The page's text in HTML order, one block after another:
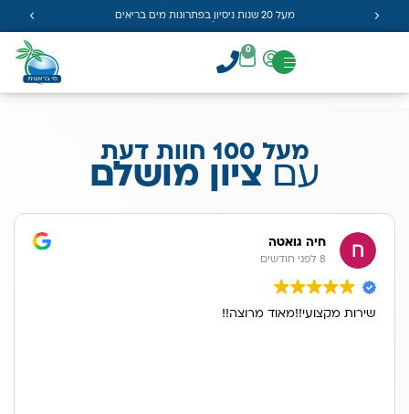
מעל 20 שנות ניסיון בפתרונות מים בריאים
0
מעל 100 חוות דעת
עםציון מושלם
חיה גואטה
8 לפני חודשים
שירות מקצועי!!מאוד מרוצה!!